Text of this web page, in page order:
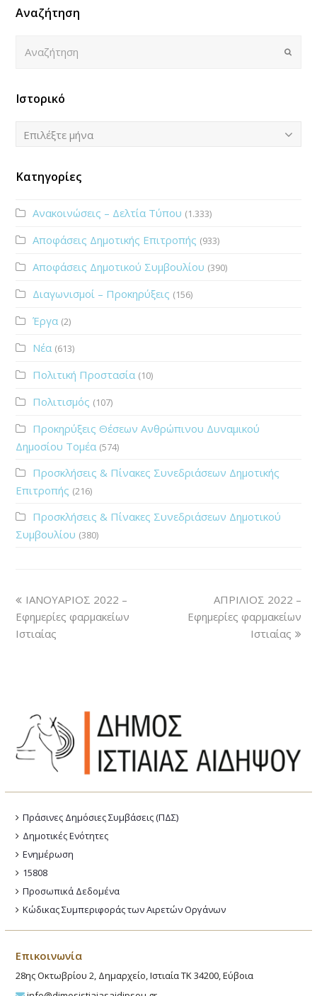
18
ΠΑΡΑΣΚΕΥΗ
ΦΑΡΑΝΤΟΥ
19
20
ΒΟΓΙΑΤΖΟΓΛΟΥ
ΔΕΥΤΕΡΑ
ΠΕΜΠΤΗ
ΦΑΡΑΝΤΟΥ
ΠΑΡΑΣΚΕΥΗ
ΜΙΧΑΗΛ
ΚΥΡΙΑΚΗ
Αναζήτηση
Submit
Ιστορικό
Ιστορικό
Επιλέξτε μήνα
Κατηγορίες
Ανακοινώσεις – Δελτία Τύπου (1.333)
Αποφάσεις Δημοτικής Επιτροπής (933)
Αποφάσεις Δημοτικού Συμβουλίου (390)
Διαγωνισμοί – Προκηρύξεις (156)
Έργα (2)
Νέα (613)
Πολιτική Προστασία (10)
Πολιτισμός (107)
Προκηρύξεις Θέσεων Ανθρώπινου Δυναμικού
Δημοσίου Τομέα (574)
Προσκλήσεις & Πίνακες Συνεδριάσεων Δημοτικής
Επιτροπής (216)
Προσκλήσεις & Πίνακες Συνεδριάσεων Δημοτικού
Συμβουλίου (380)
ΙΑΝΟΥΑΡΙΟΣ 2022 –
Εφημερίες φαρμακείων
Ιστιαίας
ΑΠΡΙΛΙΟΣ 2022 –
Εφημερίες φαρμακείων
Ιστιαίας
Πράσινες Δημόσιες Συμβάσεις (ΠΔΣ)
Δημοτικές Ενότητες
Ενημέρωση
15808
Προσωπικά Δεδομένα
Κώδικας Συμπεριφοράς των Αιρετών Οργάνων
Επικοινωνία
28ης Οκτωβρίου 2, Δημαρχείο, Ιστιαία ΤΚ 34200, Εύβοια